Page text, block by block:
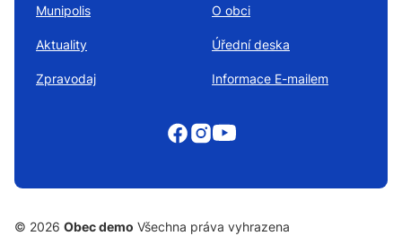
Munipolis O obci
Aktuality Úřední deska
Zpravodaj Informace E-mailem
© 2026 Obec demo Všechna práva vyhrazena